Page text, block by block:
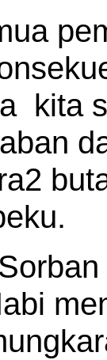
kita